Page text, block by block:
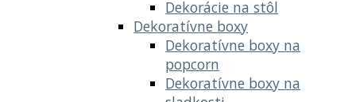
Dekorácie na stôl
Dekoratívne boxy
Dekoratívne boxy na
popcorn
Dekoratívne boxy na